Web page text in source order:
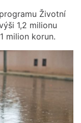
Životní
1,2 milionu
milion korun.